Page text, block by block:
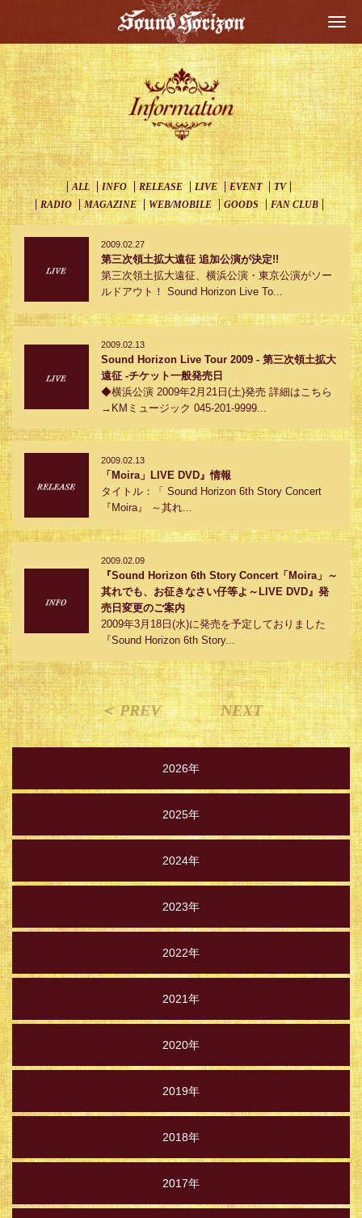
ALL INFO RELEASE LIVE EVENT
TV
RADIO
MAGAZINE WEB/MOBILE GOODS FAN CLUB
2009.02.27
第三次領土拡大遠征 追加公演が決定!!
第三次領土拡大遠征、横浜公演・東京公演がソー
ルドアウト！ Sound Horizon Live To...
2009.02.13
Sound Horizon Live Tour 2009 - 第三次領土拡大
遠征 -チケット一般発売日
◆横浜公演 2009年2月21日(土)発売 詳細はこちら
→KMミュージック 045-201-9999...
2009.02.13
「Moira」LIVE DVD』情報
タイトル：「 Sound Horizon 6th Story Concert
『Moira』 ～其れ...
2009.02.09
『Sound Horizon 6th Story Concert「Moira」～
其れでも、お征きなさい仔等よ～LIVE DVD』発
売日変更のご案内
2009年3月18日(水)に発売を予定しておりました
『Sound Horizon 6th Story...
＜ PREV NEXT
2026年
2025年
2024年
2023年
2022年
2021年
2020年
2019年
2018年
2017年